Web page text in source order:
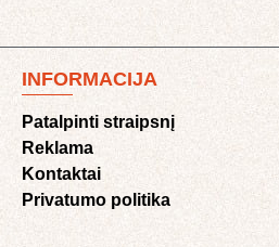
INFORMACIJA
Patalpinti straipsnį
Reklama
Kontaktai
Privatumo politika